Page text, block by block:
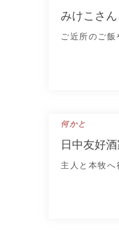
みけこさ
ご近所のご
何かと
日中友好
主人と本牧